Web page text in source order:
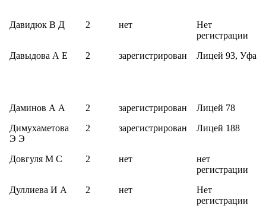
Давидюк В Д 2 нет
Нет
регистрации
Давыдова А Е
2 зарегистрирован Лицей 93, Уфа
Даминов А А 2 зарегистрирован
Лицей 78
Димухаметова
Э Э
2 зарегистрирован Лицей 188
Довгуля М С 2 нет
нет
регистрации
Дуллиева И А
2 нет
Нет
регистрации